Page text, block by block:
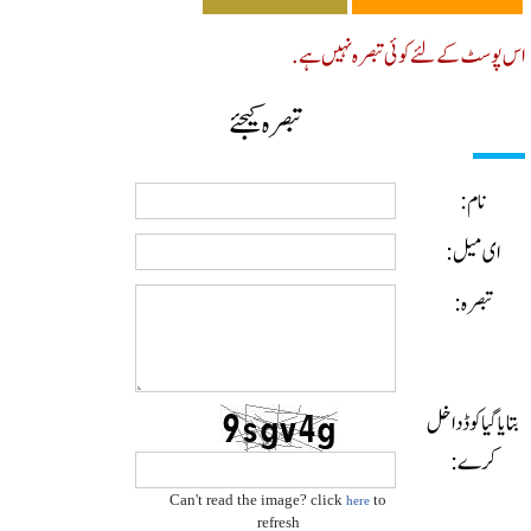
کے لئے کوئی تبصرہ نہیں ہے.
تبصرہ کیجئے
نام:
ای میل:
تبصرہ:
گیا کوڈ داخل
کرے:
Can't read the image? clickhere
refresh